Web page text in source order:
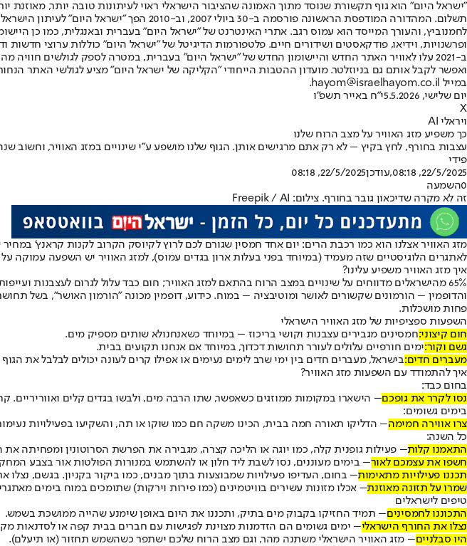
"ישראל היום" הוא גוף תקשורת שנוסד מתוך האמונה שהציבור הישראלי ראוי לעיתונות טובה יותר, מאוזנת
תשלום. המהדורה המודפסת הראשונה פורסמה ב-30
ופרשנויות, וידיאו, פודקאסטים ושידורים חיים. פלטפורמות הדיגיטל של "ישראל היום" כוללות ערוצי חדשות
ב-2021 עלו לאוויר האתר החדש והיישומון החדש של "ישראל היום" בעברית, במטרה לספק לגולשים
ואפשר לקבל אותם גם בניוזלטר. מועדון ההטבות הייחודי "הקליקה של ישראל היום" מציע לגולשי האתר
במייל hayom@israelhayom.co.il.
יום שלישי, 5.5.2026
י"ח באייר תשפ"ו
X
ויראלי AI
כך משפיע מזג האוויר על מצב הרוח שלנו
עצבות בחורף, לחץ בקיץ – לא רק אתם מרגישים אותן. הגוף שלנו מושפע ע"י שינויים במזג האוויר, וחשוב
פידי
22/5/2025, 08:18
,עודכן22/5/2025, 08:18
0השמעה
זה לא מקרה שדיכאון גובר בחורף. צילום: Freepik / AI
מזג האוויר אצלנו הוא כמו רכבת הרים: יום אחד חמסין שגורם לכם לרוץ לקיוסק הקרוב לקנות קראנץ’
לאתגרים הלוגיסטיים שזה מעמיד (במיוחד בפני בעלות ארון בגדים עמוס), למזג האוויר יש השפעה עמוקה
איך מזג האוויר משפיע עלינו?
65% מהישראלים מדווחים על שינויים במצב הרוח בהתאם למזג האוויר; חום כבד עלול לגרום לעצבנות
והדופמין – הורמונים שקשורים לאושר ומוטיבציה – במוח. כידוע, דופמין מכונה "הורמון האושר", בשל
פחות מושכלות.
השפעות ספציפיות של מזג האוויר הישראלי
חום קיצוני:חמסינים מגבירים עצבנות וקושי בריכוז – במיוחד כשאנחנולא שותים מספיק מים.
גשם וקור:ימים חורפיים עלולים לעורר תחושות דכדוך, במיוחד אם אנחנו תקועים בבית.
מעברים חדים:בישראל, מעברים חדים בין ימי שרב לימים נעימים או אפילו קרים לעונה יכולים לבלבל את
איך להתמודד עם השפעות מזג האוויר?
בחום כבד:
נסו לקרר את גופכם– הישארו במקומות ממוזגים כשאפשר, שתו הרבה מים, ולבשו בגדים קלים
בימים גשומים:
צרו אווירה חמימה– הדליקו תאורה חמה בבית, הכינו משקה חם כמו שוקו או תה, והשקיעו בפעילויות
כל השנה:
התאמנו קלות– פעילות גופנית קלה, כמו יוגה או הליכה קצרה, מגבירה את הפרשת הסרוטונין ומפחיתה
חשפו את עצמכם לאור– בימים מעוננים, נסו לשבת ליד חלון או להשתמש במנורות הפולטות אור בצבע
תכננו פעילויות מתאימות– בחום, העדיפו פעילויות שמבוצעות בתוך מבנים, כמו ביקור בקניון. בגשם, נצלו
שמרו על תזונה מאוזנת– אכלו מזונות עשירים בוויטמינים (כמו פירות וירקות) שתומכים במוח בימים
טיפים לישראלים
התכוננו לחמסינים– תמיד החזיקו בקבוק מים בתיק, ותכננו את היום באופן שימנע שהייה ממושכת בשמש.
נצלו את החורף הישראלי– ימים גשומים הם הזדמנות מצוינת לפגישות עם חברים בבית קפה או לסדנאות
היו סבלניים– מזג האוויר הישראלי משתנה מהר, וגם מצב הרוח שלכם ישתפר כשהשמש תחזור (או תיעלם).